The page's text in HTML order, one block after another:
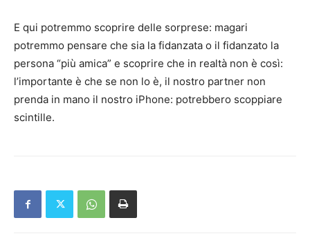
E qui potremmo scoprire delle sorprese: magari
potremmo pensare che sia la fidanzata o il fidanzato la
persona “più amica” e scoprire che in realtà non è così:
l’importante è che se non lo è, il nostro partner non
prenda in mano il nostro iPhone: potrebbero scoppiare
scintille.